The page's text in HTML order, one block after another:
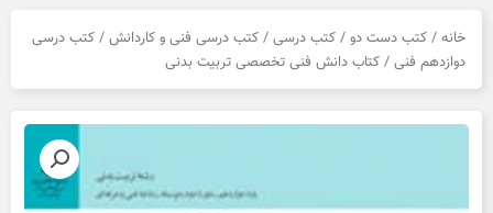
g
a
r
m
خانه / کتب دست دو / کتب درسی / کتب درسی فنی و کاردانش / کتب درسی
دوازدهم فنی / کتاب دانش فنی تخصصی تربیت بدنی